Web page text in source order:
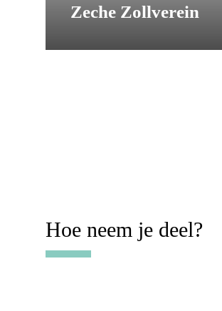
Zeche Zollverein
Hoe neem je deel?